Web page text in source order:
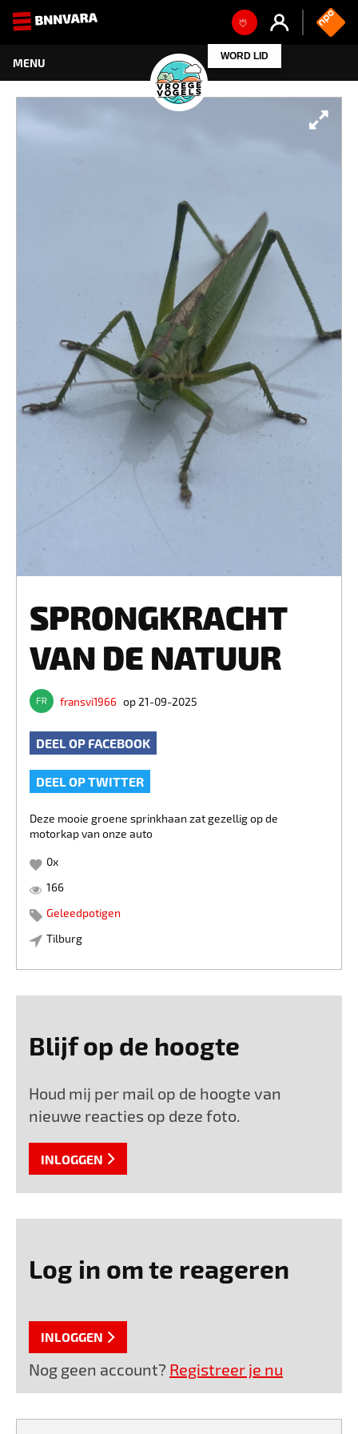
WORD LID
SPRONGKRACHT
VAN DE NATUUR
fransvi1966 op 21-09-2025
DEEL OP FACEBOOK
DEEL OP TWITTER
Deze mooie groene sprinkhaan zat gezellig op de
motorkap van onze auto
0x
166
Geleedpotigen
Tilburg
Blijf op de hoogte
Houd mij per mail op de hoogte van
nieuwe reacties op deze foto.
INLOGGEN
Log in om te reageren
INLOGGEN
Nog geen account? Registreer je nu